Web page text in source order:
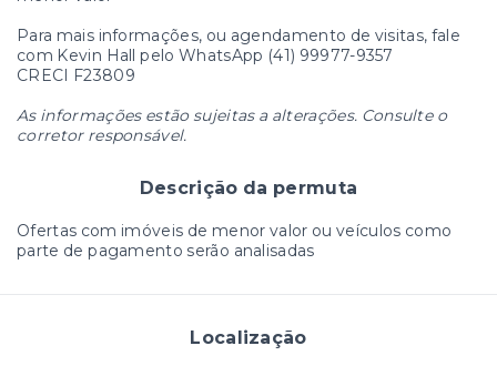
Para mais informações, ou agendamento de visitas, fale
com Kevin Hall pelo WhatsApp (41) 99977-9357
CRECI F23809
As informações estão sujeitas a alterações. Consulte o
corretor responsável.
Descrição da permuta
Ofertas com imóveis de menor valor ou veículos como
parte de pagamento serão analisadas
Localização